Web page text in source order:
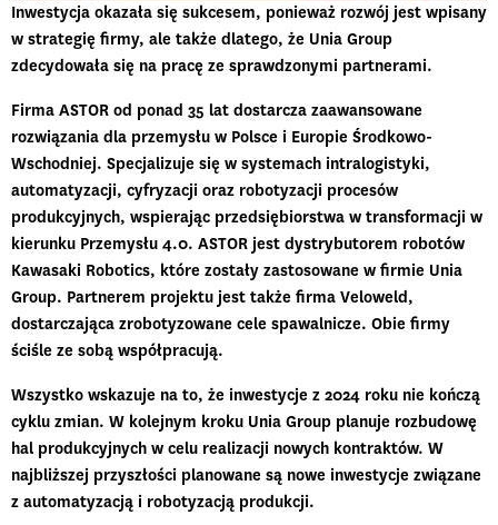
Inwestycja okazała się sukcesem, ponieważ rozwój jest wpisany
w strategię firmy, ale także dlatego, że Unia Group
zdecydowała się na pracę ze sprawdzonymi partnerami.
Firma ASTOR od ponad 35 lat dostarcza zaawansowane
rozwiązania dla przemysłu w Polsce i Europie Środkowo-
Wschodniej. Specjalizuje się w systemach intralogistyki,
automatyzacji, cyfryzacji oraz robotyzacji procesów
produkcyjnych, wspierając przedsiębiorstwa w transformacji w
kierunku Przemysłu 4.0. ASTOR jest dystrybutorem robotów
Kawasaki Robotics, które zostały zastosowane w firmie Unia
Group. Partnerem projektu jest także firma Veloweld,
dostarczająca zrobotyzowane cele spawalnicze. Obie firmy
ściśle ze sobą współpracują.
Wszystko wskazuje na to, że inwestycje z 2024 roku nie kończą
cyklu zmian. W kolejnym kroku Unia Group planuje rozbudowę
hal produkcyjnych w celu realizacji nowych kontraktów. W
najbliższej przyszłości planowane są nowe inwestycje związane
z automatyzacją i robotyzacją produkcji.